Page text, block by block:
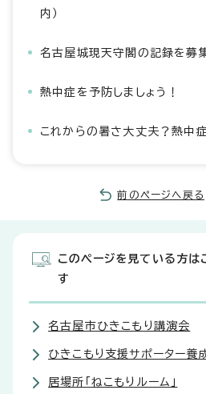
内）
名古屋城現天守閣の記録を募
熱中症を予防しましょう！
これからの暑さ大丈夫？熱中
前のページへ戻る
このページを見ている方は
す
名古屋市ひきこもり講演会
ひきこもり支援サポーター養
居場所「ねこもりルーム」